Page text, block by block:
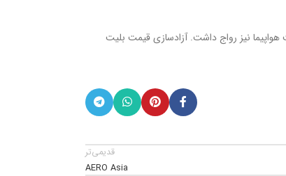
نیز رواج داشت. آزادسازی قیمت بلیت
قدیمی‌تر
AERO Asia